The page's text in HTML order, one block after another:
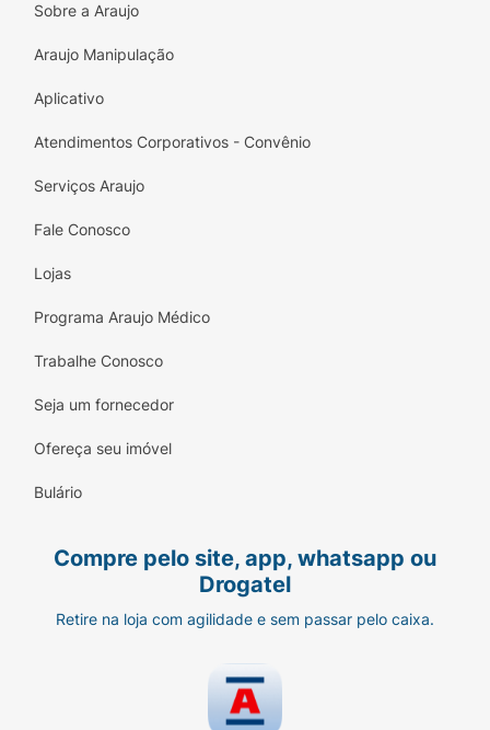
Sobre a Araujo
Araujo Manipulação
Aplicativo
Atendimentos Corporativos - Convênio
Serviços Araujo
Fale Conosco
Lojas
Programa Araujo Médico
Trabalhe Conosco
Seja um fornecedor
Ofereça seu imóvel
Bulário
Compre pelo site, app, whatsapp ou
Drogatel
Retire na loja com agilidade e sem passar pelo caixa.